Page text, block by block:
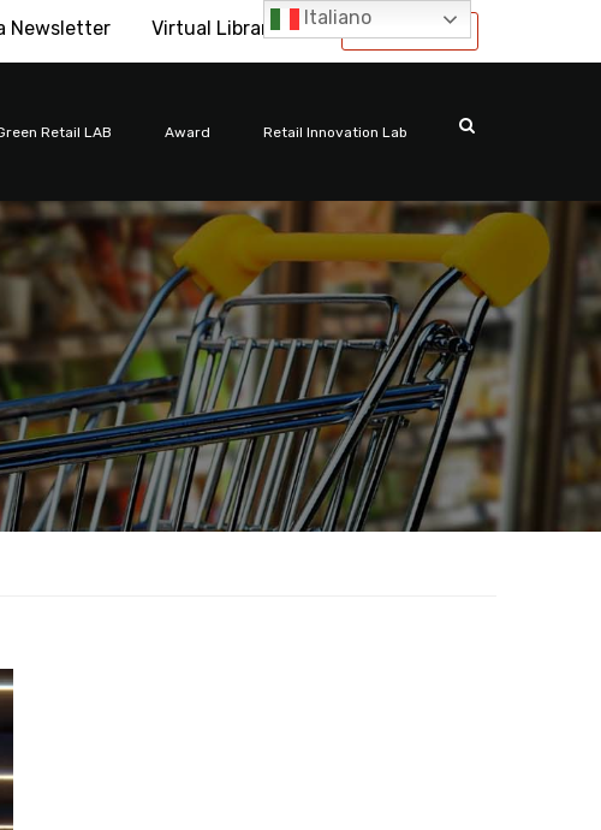
International
Newsletter Virtual Library
Retail LAB Award Retail Innovation Lab
Italiano